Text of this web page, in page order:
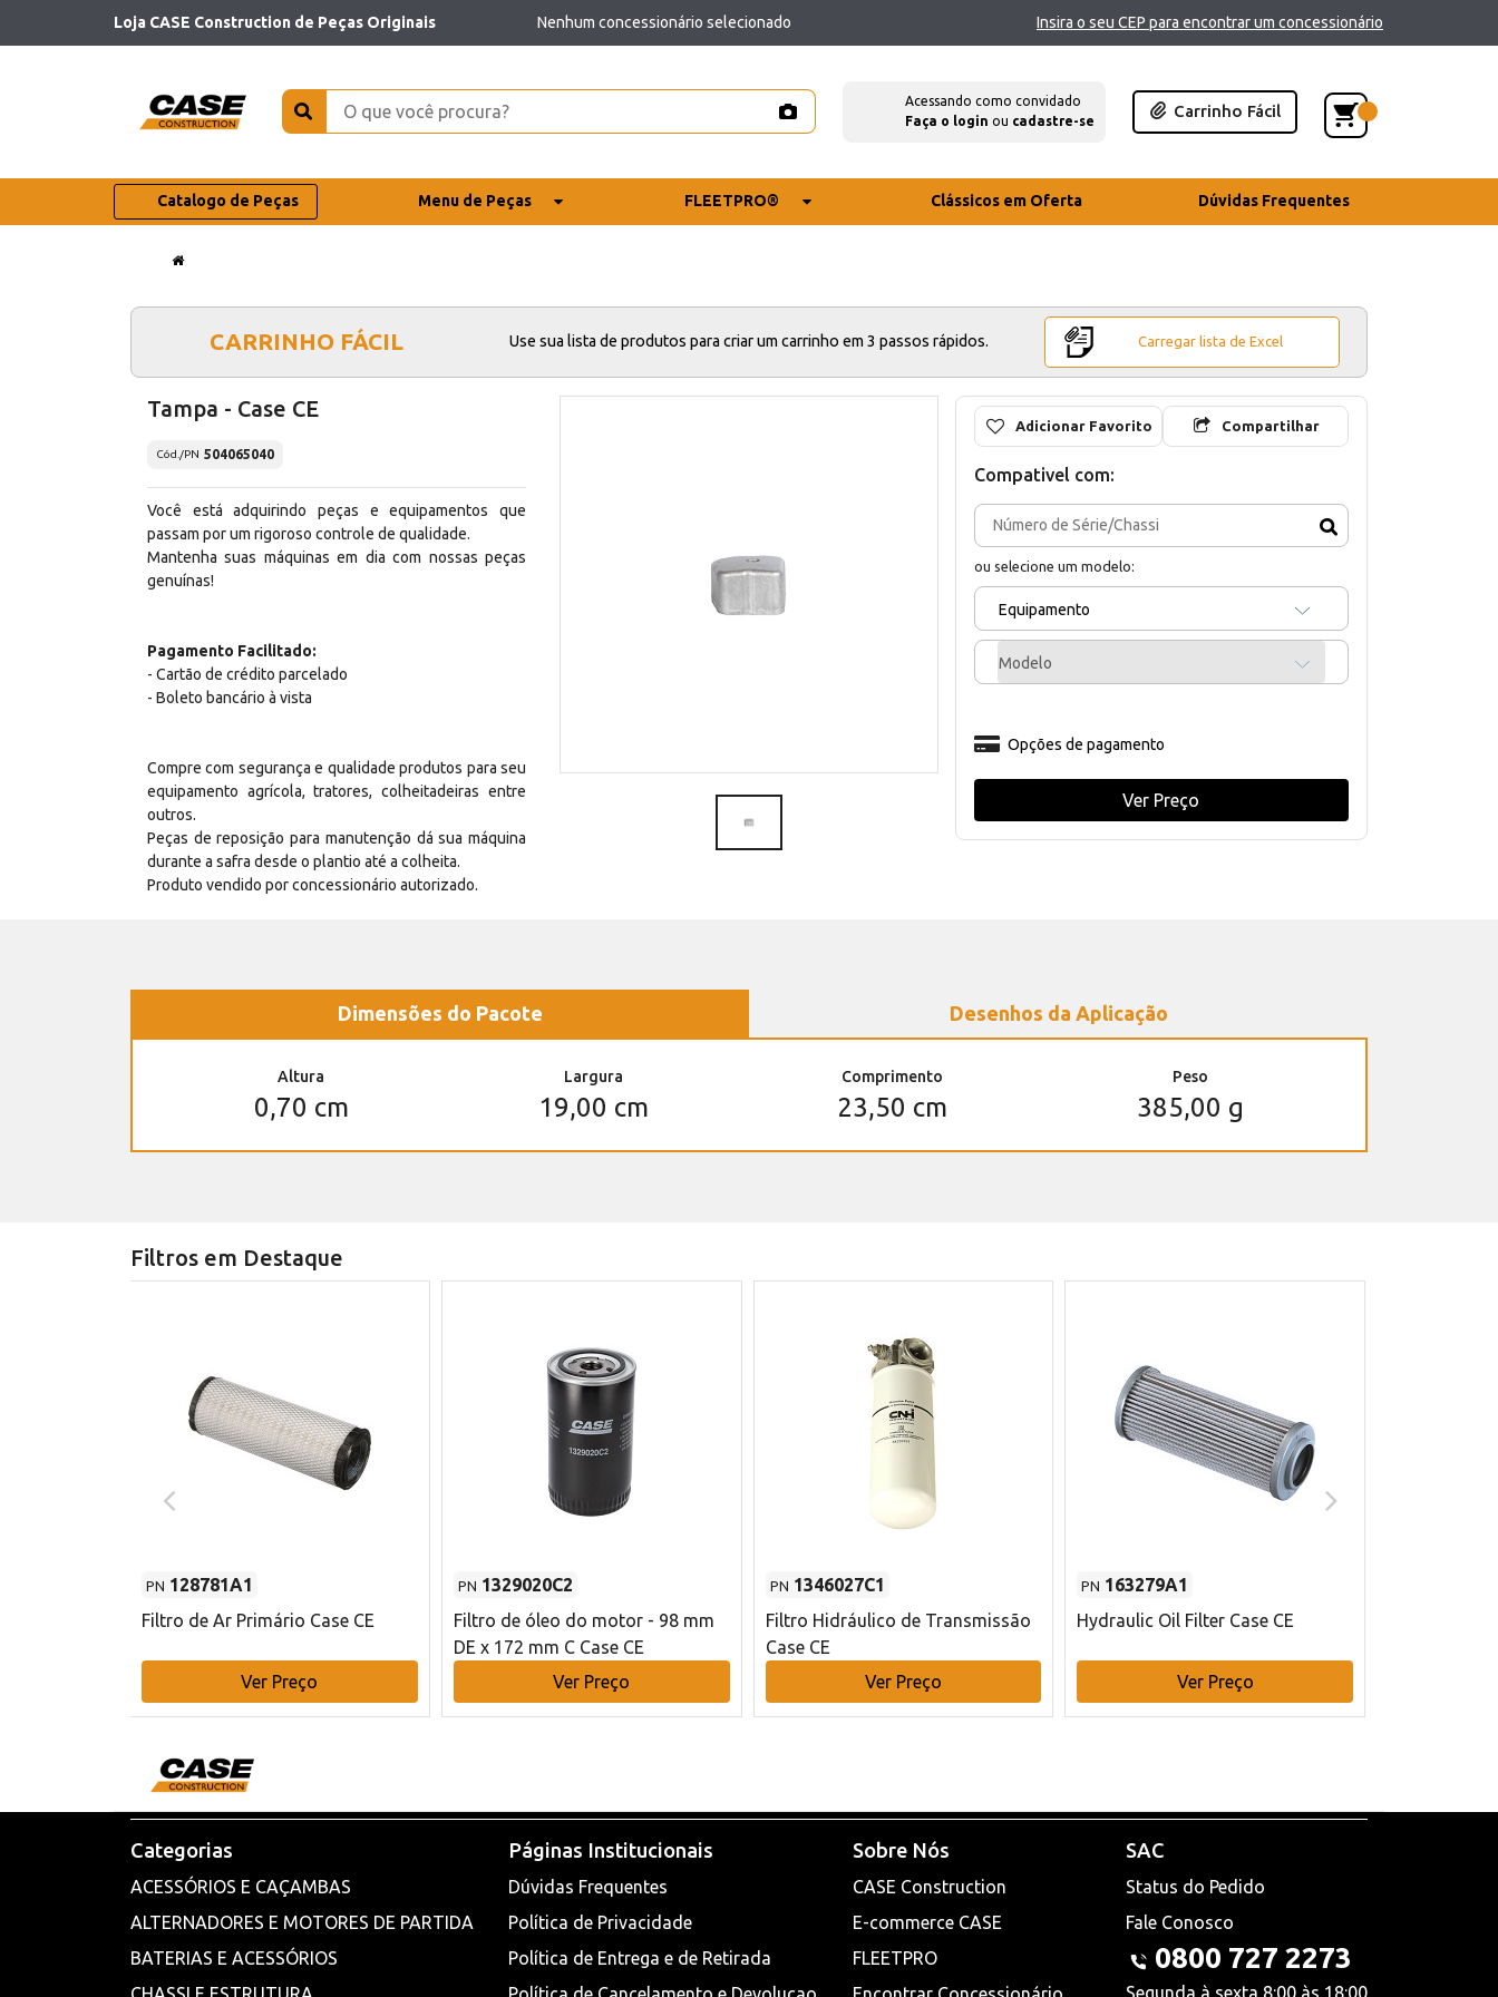
Loja CASE Construction de Peças Originais Nenhum concessionário selecionado Insira o seu CEP para encontrar um concessionário
Acessando como convidado
Faça o login ou cadastre-se
Carrinho Fácil
Catalogo de Peças Menu de Peças FLEETPRO® Clássicos em Oferta Dúvidas Frequentes
CARRINHO FÁCIL Use sua lista de produtos para criar um carrinho em 3 passos rápidos. Carregar lista de Excel
Tampa - Case CE
Cód./PN 504065040
Você está adquirindo peças e equipamentos que
passam por um rigoroso controle de qualidade.
Mantenha suas máquinas em dia com nossas peças
genuínas!
Pagamento Facilitado:
- Cartão de crédito parcelado
- Boleto bancário à vista
Compre com segurança e qualidade produtos para seu
equipamento agrícola, tratores, colheitadeiras entre
outros.
Peças de reposição para manutenção dá sua máquina
durante a safra desde o plantio até a colheita.
Produto vendido por concessionário autorizado.
Adicionar Favorito Compartilhar
Compativel com:
ou selecione um modelo:
Equipamento
Modelo
Opções de pagamento
Ver Preço
Dimensões do Pacote Desenhos da Aplicação
Altura
0,70 cm
Largura
19,00 cm
Comprimento
23,50 cm
Peso
385,00 g
Filtros em Destaque
PN 128781A1
Filtro de Ar Primário Case CE
Ver Preço
PN 1329020C2
Filtro de óleo do motor - 98 mm
DE x 172 mm C Case CE
Ver Preço
PN 1346027C1
Filtro Hidráulico de Transmissão
Case CE
Ver Preço
PN 163279A1
Hydraulic Oil Filter Case CE
Ver Preço
Categorias
ACESSÓRIOS E CAÇAMBAS
ALTERNADORES E MOTORES DE PARTIDA
BATERIAS E ACESSÓRIOS
Páginas Institucionais
Dúvidas Frequentes
Política de Privacidade
Política de Entrega e de Retirada
Sobre Nós
CASE Construction
E-commerce CASE
FLEETPRO
SAC
Status do Pedido
Fale Conosco
0800 727 2273
Segunda à sexta 8:00 às 18:00